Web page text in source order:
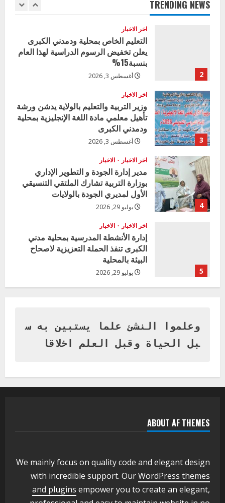
TRENDING NEWS
1
2
اخر الاخبار
التعليم الخاص بمحلية ودمدني الكبرى
يعلن تخفيض الرسوم الدراسية لهذا العام
بنسبة15%
أغسطس 3, 2026
3
اخر الاخبار
وزير التربية والتعليم بالولاية يدشن ورشة
تأهيل معلمي مادة اللغة الإنجليزية بمحلية
ودمدني الكبرى
أغسطس 3, 2026
4
اخر الاخبار الاخبار
مدير إدارة الجودة و التطوير الإداري
بوزارة التربية تشارك الملتقي التنسيقي
الأول لمديري الجودة بالولايات
يوليو 29, 2026
5
اخر الاخبار الاخبار
إدارة الأنشطة المدرسية بمحلية مدني
الكبرى تنفذ الحملة التعزيزية لاصحاح
البيئة بالمحلية
يوليو 29, 2026
بنات بمحلية ود مدني الكبرى
أغسطس 3, 2026
يعلن تخفيض الرسوم الدراسية لهذا العام
بنسبة15%
3
وزير التربية والتعليم بالولاية يدشن ورشة
أغسطس 3, 2026
اخر الاخبار الاخبار
مدير إدارة الجودة و التطوير الإداري
وعلموا النشئ علما يستبين به س
بل الحياة وقبل العلم اخلاقا
ABOUT AF THEMES
We mainly focus on quality code and elegant design
with incredible support. OurWordPress themes
and plugins empower you to create an elegant,